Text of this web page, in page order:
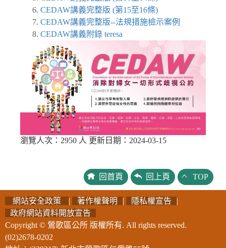
CEDAW講義完整版 (第15至16條)
CEDAW講義完整版--法規措施檢示案例
CEDAW講義附錄 teresa
瀏覽人次：2950 人 更新日期：2024-03-15
回首頁 回上頁 TOP
網站安全政策 | 著作權聲明 | 隱私權宣告
|
政府網站資料開放宣告
Copyright © 鶯歌區公所 版權所有. All rights reserved.
(02)2678-0202